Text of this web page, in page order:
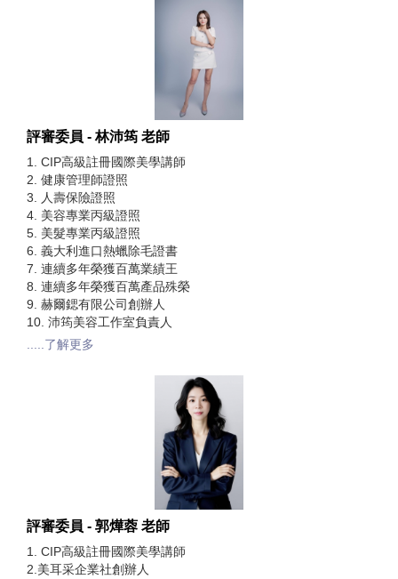
評審委員 - 林沛筠 老師
1. CIP高級註冊國際美學講師
2. 健康管理師證照
3. 人壽保險證照
4. 美容專業丙級證照
5. 美髮專業丙級證照
6. 義大利進口熱蠟除毛證書
7. 連續多年榮獲百萬業績王
8. 連續多年榮獲百萬產品殊榮
9. 赫爾鍶有限公司創辦人
10. 沛筠美容工作室負責人
.....了解更多
評審委員 - 郭燁蓉 老師
1. CIP高級註冊國際美學講師
2.美耳采企業社創辦人